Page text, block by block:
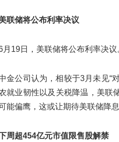
联储将公布利率决议
月19日，美联储将公布利率决议
金公司认为，相较于3月未见“
就业韧性以及关税降温，美联
能偏鹰，这或让期待美联储降
周超454亿元市值限售股解禁